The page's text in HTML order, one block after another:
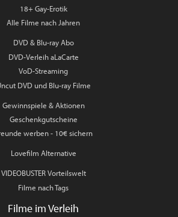
18+ Gay-Erotik
Alle Filme nach Jahren
DVD & Blu-ray Abo
DVD-Verleih aLaCarte
VoD-Streaming
DVD und Blu-ray Filme
Gewinnspiele & Aktionen
Geschenkgutscheine
werben - 10€ sichern
Lovefilm Alternative
VIDEOBUSTER Vorteilswelt
Filme nach Tags
Filme im Verleih